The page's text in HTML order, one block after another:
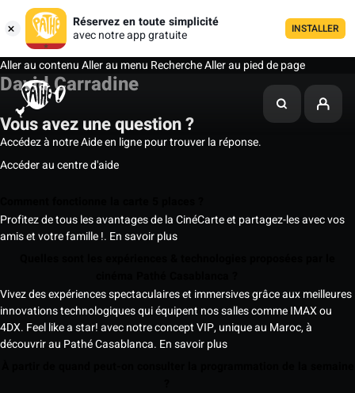
Réservez en toute simplicité
avec notre app gratuite
INSTALLER
Aller au contenuAller au menu RechercheAller au pied de page
David Carradine
Vous avez une question ?
Accédez à notre Aide en ligne pour trouver la réponse.
Accéder au centre d'aide
Profitez de tous les avantages de la CinéCarte et partagez-les avec vos
amis et votre famille !. En savoir plus
Vivez des expériences spectaculaires et immersives grâce aux meilleures
innovations technologiques qui équipent nos salles comme IMAX ou
4DX. Feel like a star! avec notre concept VIP, unique au Maroc, à
découvrir au Pathé Casablanca. En savoir plus